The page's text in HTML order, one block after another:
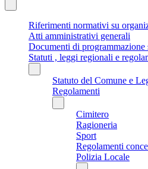
Riferimenti normativi su
Atti amministrativi generali
Documenti di programmazione
Statuti , leggi regionali e
Statuto del Comune e
Regolamenti
Cimitero
Ragioneria
Sport
Regolamenti
Polizia Locale